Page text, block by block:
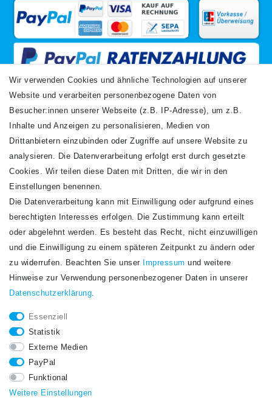
VERSANDARTEN
Newsletter
Honig
Hiermit bestätige ich, dass ich dieDaten­schutz­erklärunggelesen habe. Meine
STAY CONNECTED.
Wir verwenden Cookies und ähnliche Technologien auf unserer
Website und verarbeiten personenbezogene Daten von
Besucher:innen unserer Webseite (z.B. IP-Adresse), um z.B.
Inhalte und Anzeigen zu personalisieren, Medien von
Drittanbietern einzubinden oder Zugriffe auf unsere Website zu
analysieren. Die Datenverarbeitung erfolgt erst durch gesetzte
Cookies. Wir teilen diese Daten mit Dritten, die wir in den
Einstellungen benennen.
Die Datenverarbeitung kann mit Einwilligung oder aufgrund eines
berechtigten Interesses erfolgen. Die Zustimmung kann erteilt
oder abgelehnt werden. Es besteht das Recht, nicht einzuwilligen
und die Einwilligung zu einem späteren Zeitpunkt zu ändern oder
zu widerrufen. Beachten Sie unser
Impressum und weitere
Hinweise zur Verwendung personenbezogener Daten in unserer
Daten­schutz­erklärung.
Essenziell
Statistik
Externe Medien
PayPal
Funktional
Weitere Einstellungen